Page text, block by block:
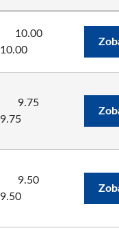
10.00
10.00
9.75
9.75
9.50
9.50